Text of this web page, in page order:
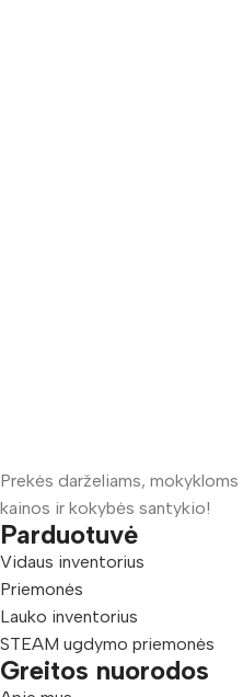
Prekės darželiams,
kainos ir kokybės santykio!
Parduotuvė
Vidaus inventorius
Priemonės
Lauko inventorius
STEAM ugdymo priemonės
Greitos nuorodos